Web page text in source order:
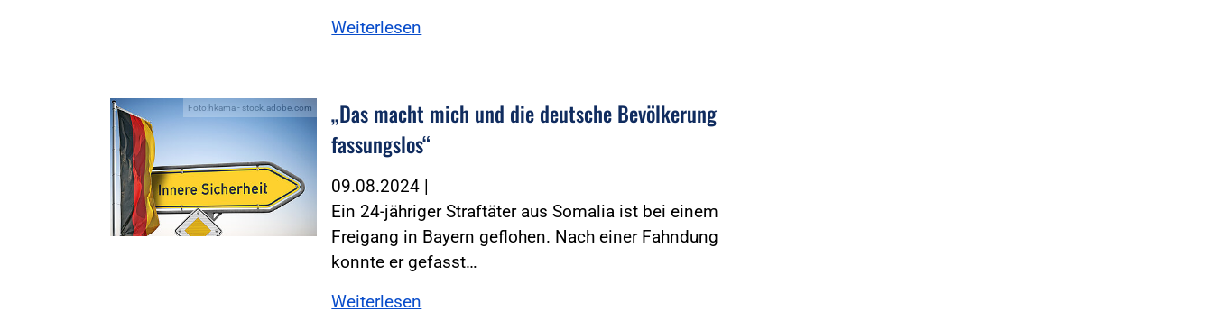
Weiterlesen
Foto:hkama - stock.adobe.com
„Das macht mich und die deutsche Bevölkerung
fassungslos“
09.08.2024 |
Ein 24-jähriger Straftäter aus Somalia ist bei einem
Freigang in Bayern geflohen. Nach einer Fahndung
konnte er gefasst…
Weiterlesen